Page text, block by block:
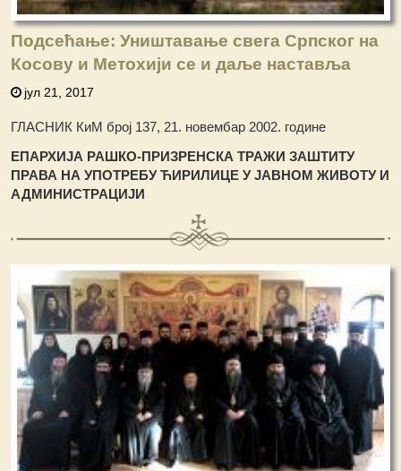
Подсећање: Уништавање свега Српског на
Косову и Метохији се и даље наставља
јул 21, 2017
ГЛАСНИК КиМ број 137, 21. новембар 2002. године
ЕПАРХИЈА РАШКО-ПРИЗРЕНСКА ТРАЖИ ЗАШТИТУ
ПРАВА НА УПОТРЕБУ ЋИРИЛИЦЕ У ЈАВНОМ ЖИВОТУ И
АДМИНИСТРАЦИЈИ